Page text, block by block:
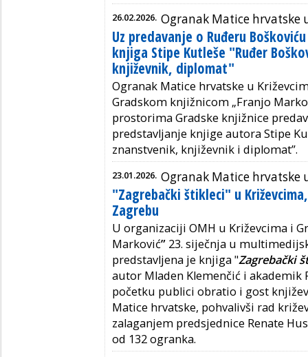
26.02.2026. Ogranak Matice hrvatske
Uz predavanje o Ruđeru
knjiga Stipe Kutleše "Ruđer
književnik, diplomat"
Ogranak Matice hrvatske u
Gradskom knjižnicom „Franjo
prostorima Gradske knjižnice
predstavljanje knjige autora Stipe
znanstvenik, književnik i diplomat”.
23.01.2026. Ogranak Matice hrvatske
"Zagrebački štikleci" u
Zagrebu
U organizaciji OMH u Križevcima i
Marković” 23. siječnja u
predstavljena je knjiga "Zagrebački
autor Mladen Klemenčić i akademik
početku publici obratio i gost
Matice hrvatske, pohvalivši rad
zalaganjem predsjednice Renate
od 132 ogranka.